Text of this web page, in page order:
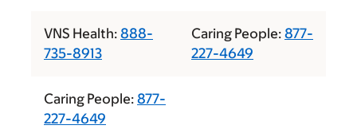
VNS Health: 888-
735-8913
Caring People: 877-
227-4649
Caring People: 877-
227-4649